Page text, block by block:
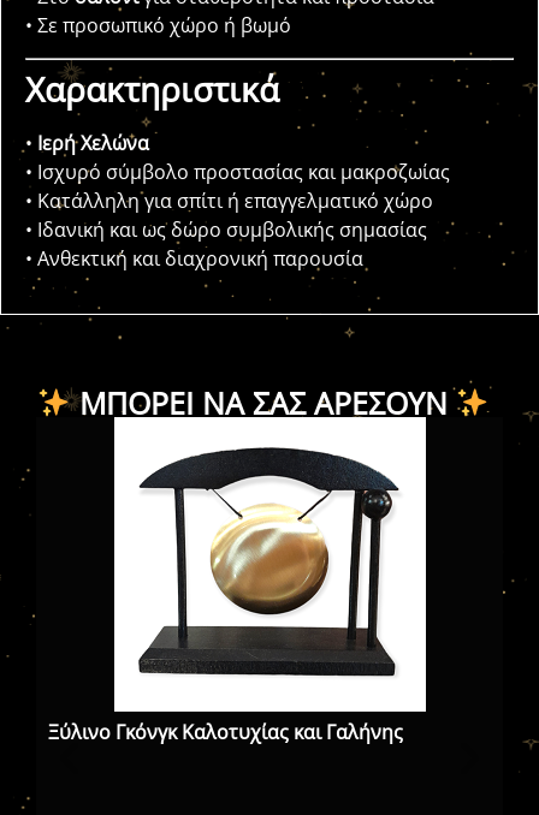
• Σε προσωπικό χώρο ή βωμό
Χαρακτηριστικά
• Ιερή Χελώνα
• Ισχυρό σύμβολο προστασίας και μακροζωίας
• Κατάλληλη για σπίτι ή επαγγελματικό χώρο
• Ιδανική και ως δώρο συμβολικής σημασίας
• Ανθεκτική και διαχρονική παρουσία
ΜΠΟΡΕΊ ΝΑ ΣΑΣ ΑΡΈΣΟΥΝ
Ξύλινο Γκόνγκ Καλοτυχίας και Γαλήνης